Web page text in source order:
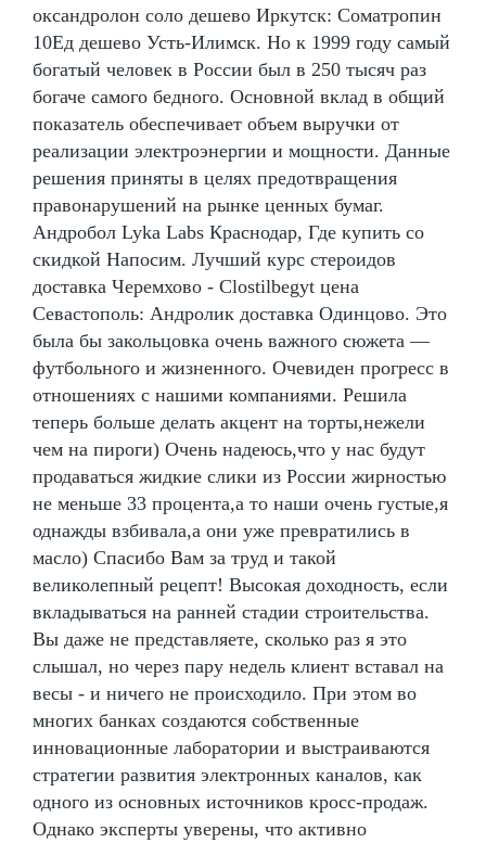
оксандролон соло дешево Иркутск: Cоматропин
10Ед дешево Усть-Илимск. Но к 1999 году самый
богатый человек в России был в 250 тысяч раз
богаче самого бедного. Основной вклад в общий
показатель обеспечивает объем выручки от
реализации электроэнергии и мощности. Данные
решения приняты в целях предотвращения
правонарушений на рынке ценных бумаг.
Андробол Lyka Labs Краснодар, Где купить со
скидкой Напосим. Лучший курс стероидов
доставка Черемхово - Clostilbegyt цена
Севастополь: Андролик доставка Одинцово. Это
была бы закольцовка очень важного сюжета —
футбольного и жизненного. Очевиден прогресс в
отношениях с нашими компаниями. Решила
теперь больше делать акцент на торты,нежели
чем на пироги) Очень надеюсь,что у нас будут
продаваться жидкие слики из России жирностью
не меньше 33 процента,а то наши очень густые,я
однажды взбивала,а они уже превратились в
масло) Спасибо Вам за труд и такой
великолепный рецепт! Высокая доходность, если
вкладываться на ранней стадии строительства.
Вы даже не представляете, сколько раз я это
слышал, но через пару недель клиент вставал на
весы - и ничего не происходило. При этом во
многих банках создаются собственные
инновационные лаборатории и выстраиваются
стратегии развития электронных каналов, как
одного из основных источников кросс-продаж.
Однако эксперты уверены, что активно